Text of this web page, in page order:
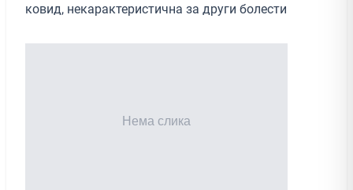
ковид, некарактеристична за други болести